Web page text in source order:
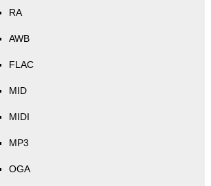
RA
AWB
FLAC
MID
MIDI
MP3
OGA